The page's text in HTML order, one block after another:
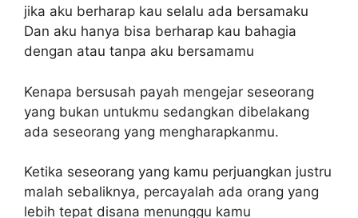
jika aku berharap kau selalu ada bersamaku
Dan aku hanya bisa berharap kau bahagia
dengan atau tanpa aku bersamamu
Kenapa bersusah payah mengejar seseorang
yang bukan untukmu sedangkan dibelakang
ada seseorang yang mengharapkanmu.
Ketika seseorang yang kamu perjuangkan justru
malah sebaliknya, percayalah ada orang yang
lebih tepat disana menunggu kamu